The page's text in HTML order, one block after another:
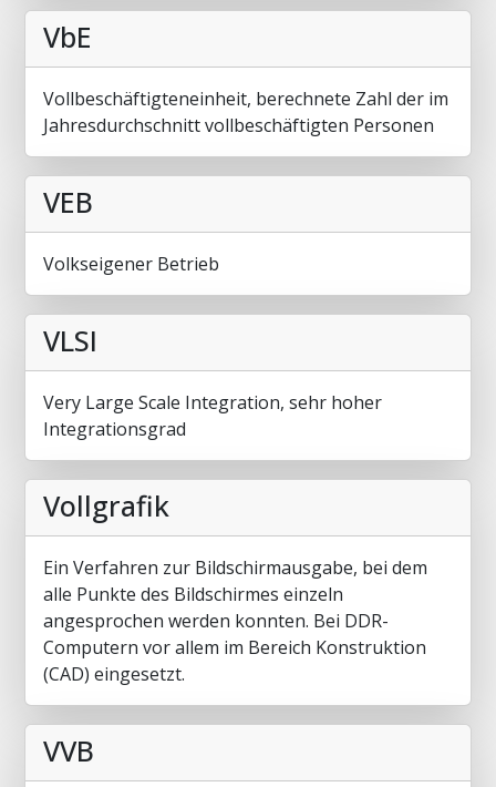
VbE
Vollbeschäftigteneinheit, berechnete Zahl der im
Jahresdurchschnitt vollbeschäftigten Personen
VEB
Volkseigener Betrieb
VLSI
Very Large Scale Integration, sehr hoher
Integrationsgrad
Vollgrafik
Ein Verfahren zur Bildschirmausgabe, bei dem
alle Punkte des Bildschirmes einzeln
angesprochen werden konnten. Bei DDR-
Computern vor allem im Bereich Konstruktion
(CAD) eingesetzt.
VVB